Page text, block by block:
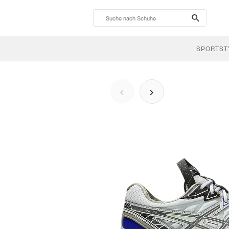
search-
btn